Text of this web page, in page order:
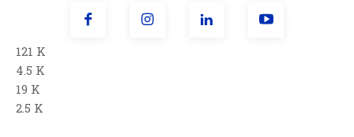
121 K
4.5 K
19 K
2.5 K